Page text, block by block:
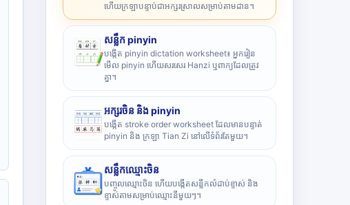
ហើយក្រឡាបន្ទាប់ជាអក្សរស្រាលសម្រាប់តាមដាន។
សន្លឹក pinyin
បង្កើត pinyin dictation worksheet៖ អ្នករៀន
មើល pinyin ហើយសរសេរ Hanzi ឬពាក្យដែលត្រូវ
គ្នា។
អក្សរចិន និង pinyin
បង្កើត stroke order worksheet ដែលមានបន្ទាត់
pinyin និង ក្រឡា Tian Zi នៅលើទំព័រតែមួយ។
សន្លឹកឈ្មោះចិន
បញ្ចូលឈ្មោះចិន ហើយបង្កើតសន្លឹកលំដាប់ខ្ទាស់ និង
ខ្ទាស់តាមសម្រាប់ឈ្មោះនីមួយៗ។